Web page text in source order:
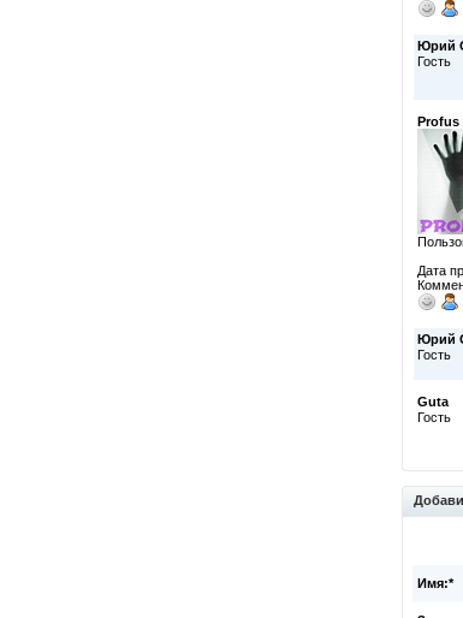
Юрий
Гость
Profus
Дата
Юрий
Гость
Guta
Гость
Имя:*